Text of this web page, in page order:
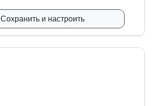
Сохранить и настроить